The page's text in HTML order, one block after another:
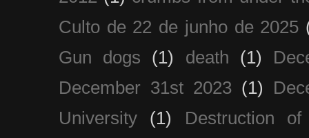
Culto de 22 de junho de 2025
Gun dogs
(1) death (1)
December 31st 2023 (1)
University
(1)
Destruction